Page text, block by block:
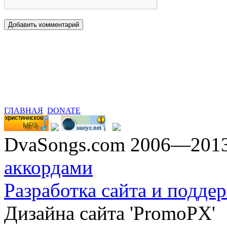
ГЛАВНАЯ DONATE
DvaSongs.com
аккордами
Разработка сайта и
Дизайна сайта 'PromoPX'